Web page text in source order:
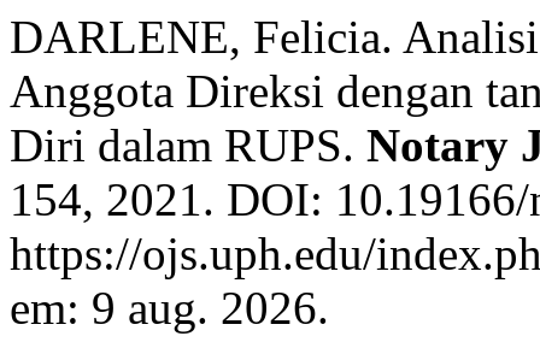
DARLENE, Felicia.
Anggota Direksi dengan
Diri dalam RUPS. Notary
154, 2021. DOI:
https://ojs.uph.edu/
em: 9 aug. 2026.